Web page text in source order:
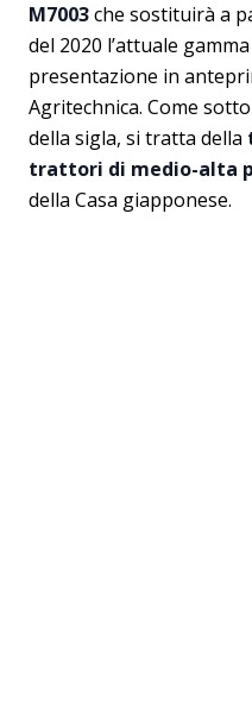
M7003che sostituirà a
del 2020 l’attuale
presentazione in
Agritechnica. Come
della sigla, si tratta della
trattori di medio-alta
della Casa giapponese.